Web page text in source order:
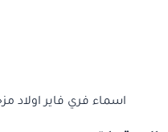
اسماء فري فاير اولاد